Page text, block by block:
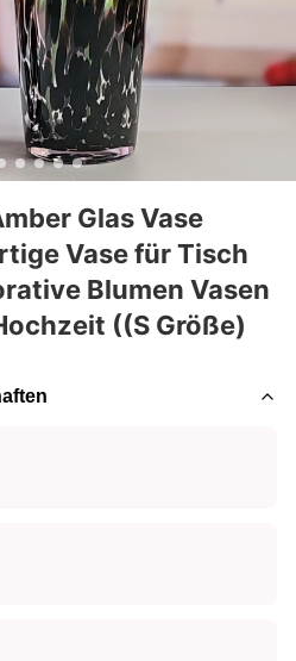
Glas Vase
Vase für Tisch
Blumen Vasen
((S Größe)